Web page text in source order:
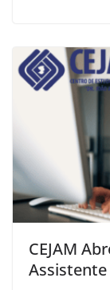
CEJAM